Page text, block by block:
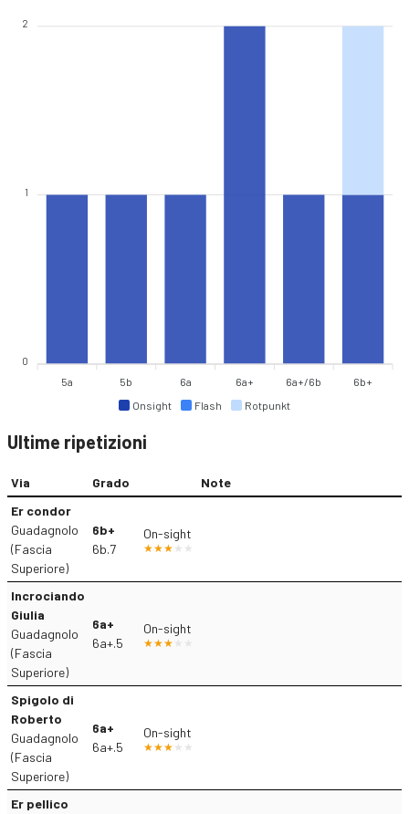
Onsight Flash Rotpunkt
2
1
0
5a 5b 6a 6a+ 6a+/6b 6b+
Ultime ripetizioni
Via Grado
Note
Er condor
Guadagnolo
(Fascia
Superiore)
6b+
6b.7
On-sight
Incrociando
Giulia
Guadagnolo
(Fascia
Superiore)
6a+
6a+.5
On-sight
Spigolo di
Roberto
Guadagnolo
(Fascia
Superiore)
6a+
6a+.5
On-sight
Er pellico